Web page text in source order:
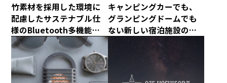
竹素材を採用した環境に
配慮したサステナブル仕
様のBluetooth多機能ス
ピーカー「Get Together
Go」が新登場！
キャンピングカーでも、
グランピングドームでも
ない新しい宿泊施設のカ
タチ！ 海と山に囲まれた
熊野の最新型カプセルハ
ウス「ザ・グランスイー
ト」